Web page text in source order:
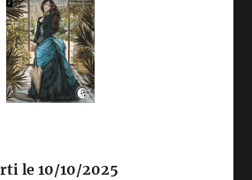
le 10/10/2025